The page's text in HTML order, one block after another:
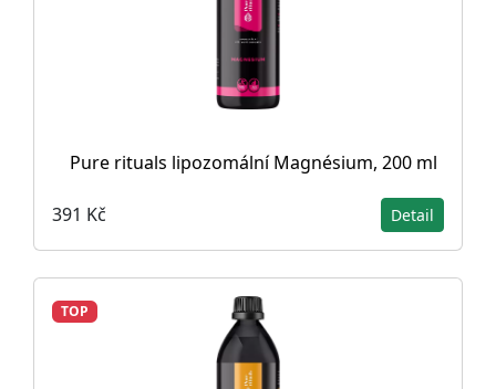
Pure rituals lipozomální Magnésium, 200 ml
391 Kč Detail
TOP